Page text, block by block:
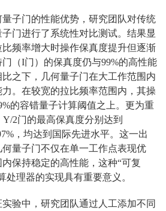
子门的性能优势，研究团队对传统
门进行了系统性对比测试。结果显
频率增大时操作保真度提升但逐渐
（I门）的保真度仍与99%的高性能
之下，几何量子门在大工作范围内
。在较宽的拉比频率范围内， 其操
的容错量子计算阈值之上。更为重
2门的最高保真度分别达到
，均达到国际先进水平。这一出
量子门不仅在单一工作点表现优
保持稳定的高性能，这种“可复
处理器的实现具有重要意义。
验中，研究团队通过人工添加不同